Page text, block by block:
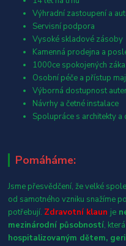
Výhradní zastoupení a
Servisní podpora
Vysoké skladové zásoby
Kamenná prodejna a
1000ce spokojených
Osobní péče a přístup
Výborná dostupnost
Návrhy a četné instalace
Spolupráce s architekty a
Pomáháme:
Jsme přesvědčení, že velké
od samotného vzniku snažíme
potřebují. Zdravotní klaun je
mezinárodní působností, která
hospitalizovaným dětem,